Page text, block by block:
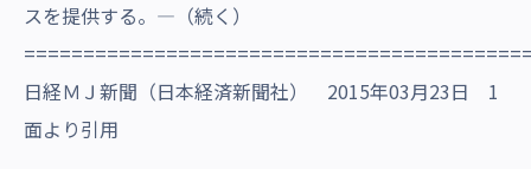
スを提供する。―（続く）
日経ＭＪ新聞（日本経済新聞社） 2015年03月23日 1
面より引用